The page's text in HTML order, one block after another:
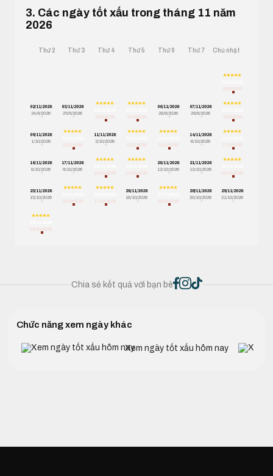
3. Các ngày tốt xấu trong tháng 11 năm
2026
Thứ 2 Thứ 3 Thứ 4 Thứ 5 Thứ 6 Thứ 7 Chủ nhật
23/9/2026
02/11/2026
24/9/2026
03/11/2026
25/9/2026
26/9/2026
27/9/2026
06/11/2026
28/9/2026
07/11/2026
29/9/2026
30/9/2026
09/11/2026
1/10/2026
2/10/2026
11/11/2026
3/10/2026
4/10/2026
5/10/2026
14/11/2026
6/10/2026
7/10/2026
16/11/2026
8/10/2026
17/11/2026
9/10/2026
10/10/2026
11/10/2026
20/11/2026
12/10/2026
21/11/2026
13/10/2026
14/10/2026
23/11/2026
15/10/2026
16/10/2026
17/10/2026
26/11/2026
18/10/2026
19/10/2026
28/11/2026
20/10/2026
29/11/2026
21/10/2026
22/10/2026
Chia sẻ kết quả với bạn bè
Chức năng xem ngày khác
Xem ngày tốt xấu hôm nay